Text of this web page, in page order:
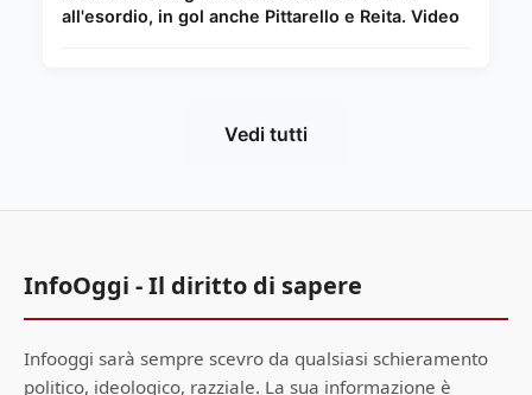
all'esordio, in gol anche Pittarello e Reita. Video
Vedi tutti
InfoOggi - Il diritto di sapere
Infooggi sarà sempre scevro da qualsiasi schieramento
politico, ideologico, razziale. La sua informazione è